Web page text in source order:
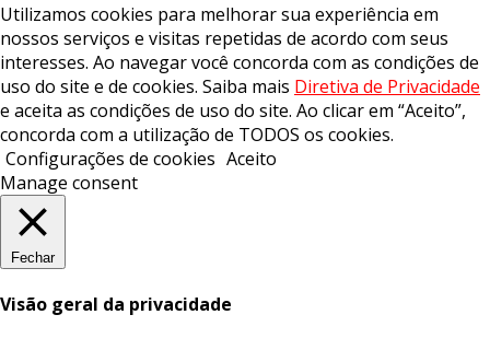
Utilizamos cookies para melhorar sua experiência em
nossos serviços e visitas repetidas de acordo com seus
interesses. Ao navegar você concorda com as condições de
uso do site e de cookies. Saiba mais Diretiva de Privacidade
e aceita as condições de uso do site. Ao clicar em “Aceito”,
concorda com a utilização de TODOS os cookies.
Configurações de cookies Aceito
Manage consent
Fechar
Visão geral da privacidade